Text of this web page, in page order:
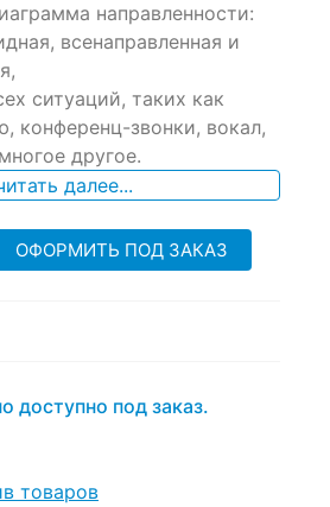
направленности:
всенаправленная и
ситуаций, таких как
конференц-звонки, вокал,
другое.
далее...
ОФОРМИТЬ ПОД ЗАКАЗ
доступно под заказ.
товаров